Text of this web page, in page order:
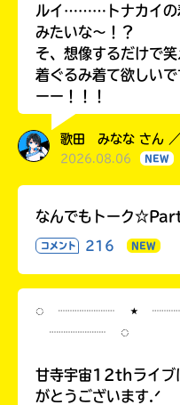
ルイ………トナカイの
みたいな〜！？
そ、想像するだけで
着ぐるみ着て欲しい
ーー！！！
歌田 みなな さん
2026.08.06 NEW
なんでもトーク
コメント 216 NEW
◌ ┈┈┈┈ ⋆
┈┈┈┈ ◌
甘寺宇宙12thライブ
がとうございます.ᐟ